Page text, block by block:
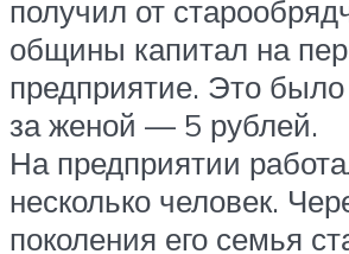
получил от
общины капитал на
предприятие. Это
за женой — 5 рублей.
На предприятии
несколько человек.
поколения его семья